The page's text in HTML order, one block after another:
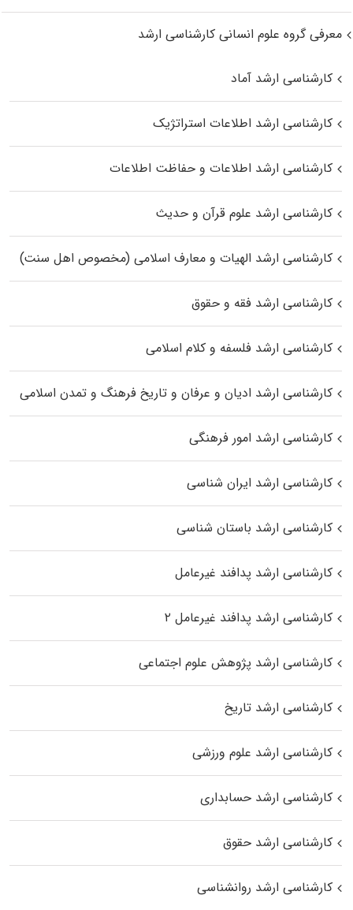
معرفی گروه علوم انسانی کارشناسی ارشد
کارشناسی ارشد آماد
کارشناسی ارشد اطلاعات استراتژیک
کارشناسی ارشد اطلاعات و حفاظت اطلاعات
کارشناسی ارشد علوم قرآن و حدیث
کارشناسی ارشد الهیات و معارف اسلامی (مخصوص اهل سنت)
کارشناسی ارشد فقه و حقوق
کارشناسی ارشد فلسفه و کلام اسلامی
کارشناسی ارشد ادیان و عرفان و تاریخ فرهنگ و تمدن اسلامی
کارشناسی ارشد امور فرهنگی
کارشناسی ارشد ایران شناسی
کارشناسی ارشد باستان شناسی
کارشناسی ارشد پدافند غیرعامل
کارشناسی ارشد پدافند غیرعامل ۲
کارشناسی ارشد پژوهش علوم اجتماعی
کارشناسی ارشد تاریخ
کارشناسی ارشد علوم ورزشی
کارشناسی ارشد حسابداری
کارشناسی ارشد حقوق
کارشناسی ارشد روانشناسی